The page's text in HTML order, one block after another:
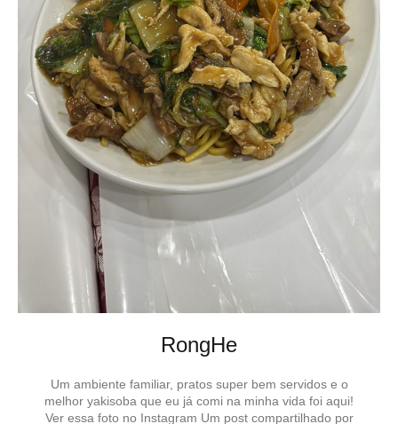
RongHe
Um ambiente familiar, pratos super bem servidos e o
melhor yakisoba que eu já comi na minha vida foi aqui!
Ver essa foto no Instagram Um post compartilhado por